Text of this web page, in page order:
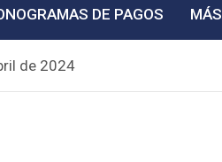
DE PAGOS MÁS
de 2024